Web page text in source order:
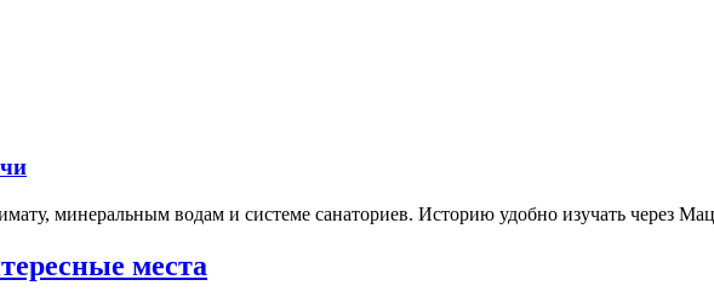
минеральным водам и системе санаториев. Историю удобно изучать через
места